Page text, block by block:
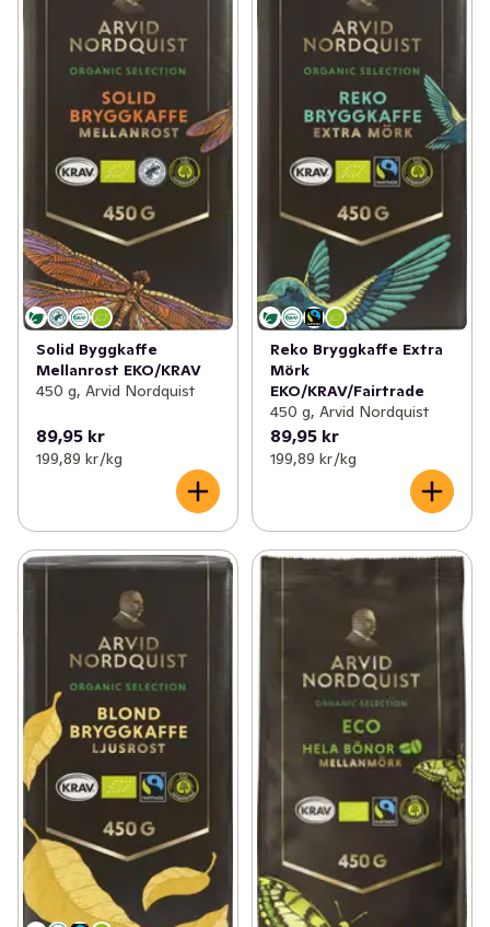
Solid Byggkaffe
Mellanrost EKO/KRAV
450 g, Arvid Nordquist
89,95 kr
199,89 kr /kg
Reko Bryggkaffe Extra
Mörk
EKO/KRAV/Fairtrade
450 g, Arvid Nordquist
89,95 kr
199,89 kr /kg